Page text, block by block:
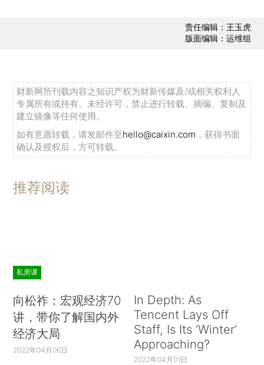
责任编辑：王玉虎
版面编辑：运维组
财新网所刊载内容之知识产权为财新传媒及/或相关权利人
专属所有或持有。未经许可，禁止进行转载、摘编、复制及
建立镜像等任何使用。
如有意愿转载，请发邮件至hello@caixin.com ，获得书面
确认及授权后，方可转载。
推荐阅读
私房课
向松祚：宏观经济70
讲，带你了解国内外
经济大局
2022年04月06日
In Depth: As
Tencent Lays Off
Staff, Is Its ‘Winter’
Approaching?
2022年04月01日